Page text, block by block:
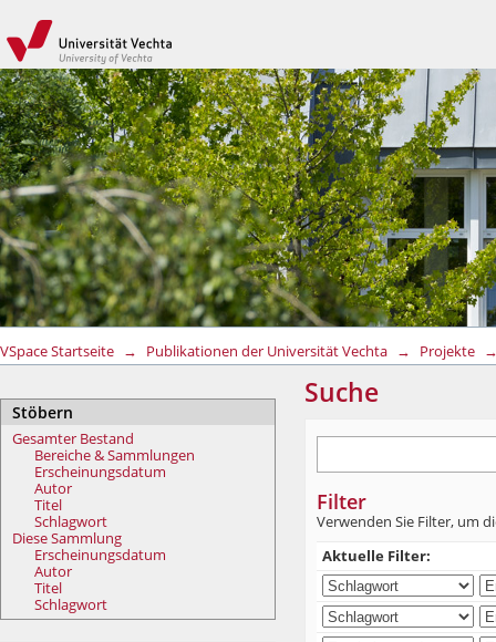
Suche
VSpace Startseite → Publikationen der Universität Vechta → Projekte
Suche
Filter
Verwenden Sie Filter, um
Aktuelle Filter:
Stöbern
Gesamter Bestand
Bereiche & Sammlungen
Erscheinungsdatum
Autor
Titel
Schlagwort
Diese Sammlung
Erscheinungsdatum
Autor
Titel
Schlagwort